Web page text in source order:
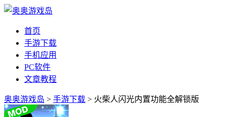
首页
手游下载
手机应用
PC软件
文章教程
奥奥游戏岛 > 手游下载 > 火柴人闪光内置功能全解锁版